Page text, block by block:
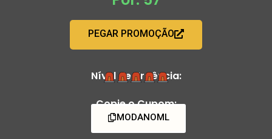
PEGAR PROMOÇÃO
Nível de Urgência:
Copie o Cupom:
MODANOML